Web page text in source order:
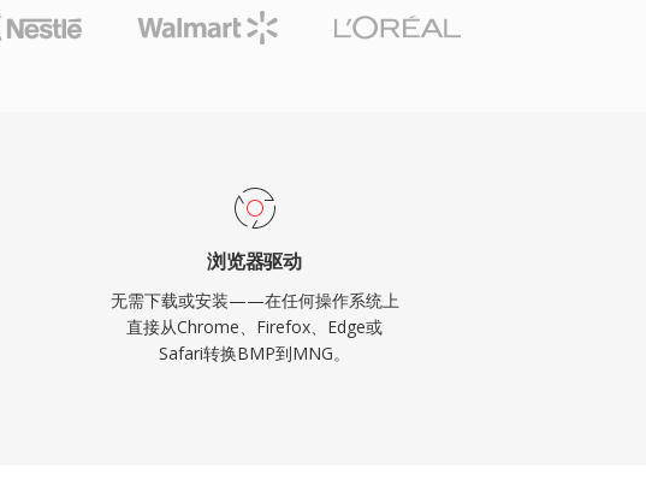
浏览器驱动
无需下载或安装——在任何操作系统上
直接从Chrome、Firefox、Edge或
Safari转换BMP到MNG。